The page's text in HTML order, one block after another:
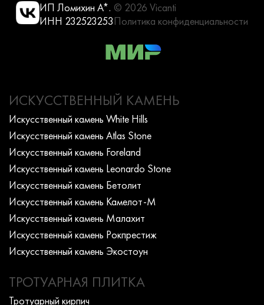
ИП Ломихин А*.
ИНН 232523253
© 2026 Vicanti
Политика конфиденциальности
ИСКУССТВЕННЫЙ КАМЕНЬ
Искусcтвенный камень White Hills
Искусcтвенный камень Atlas Stone
Искусcтвенный камень Foreland
Искусcтвенный камень Leonardo Stone
Искусcтвенный камень Бетолит
Искусcтвенный камень Камелот-М
Искусcтвенный камень Малахит
Искусcтвенный камень Рокпрестиж
Искусcтвенный камень Экостоун
ТРОТУАРНАЯ ПЛИТКА
Тротуарный кирпич